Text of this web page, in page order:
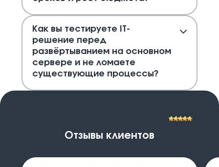
Как вы тестируете IT-
решение перед
развёртыванием на основном
сервере и не ломаете
существующие процессы?
Отзывы клиентов